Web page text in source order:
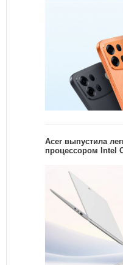
Acer выпустила
процессором Intel